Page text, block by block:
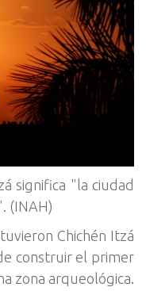
significa "la ciudad
(INAH)
Chichén Itzá
construir el primer
zona arqueológica.